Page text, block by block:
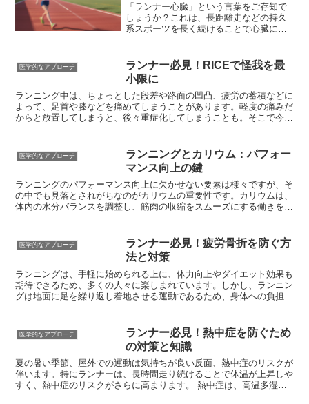
「ランナー心臓」という言葉をご存知で
しょうか？これは、長距離走などの持久
系スポーツを長く続けることで心臓に変
る病気ではありません。むしろ、トレー
ニングによって心臓がより効率的に血液
を送り出すために起こる、健康的な適応
と言えるでしょう。この「スポーツ心
臓」の状態では、安静時の心拍数が少な
くなる、一回の拍動で送り出す血液量が
に強靭になり、少ない労力で多くの血液
を全身に送り出せるようになるためで
す。その結果、持久力向上や疲労回復の
促進などの効果も期待できます。ただ
し、運動不足の人が急に激しい運動を始
めると、心臓に負担がかかりすぎる可能
することです。運動習慣を始める際に
は、医師に相談するなどして自身の健康
状態を把握しておくことも大切です。
医学的なアプローチ
ランナー必見！RICEで怪我を最
小限に
ランニング中は、ちょっとした段差や路面の凹凸、疲労の蓄積などに
よって、足首や膝などを痛めてしまうことがあります。軽度の痛みだ
からと放置してしまうと、後々重症化してしまうことも。そこで今回
医学的なアプローチ
ランニングとカリウム：パフォー
マンス向上の鍵
ランニングのパフォーマンス向上に欠かせない要素は様々ですが、そ
の中でも見落とされがちなのがカリウムの重要性です。カリウムは、
体内の水分バランスを調整し、筋肉の収縮をスムーズにする働きを持
も期待できます。そのため、ランナーは日頃から意識してカリウムを
摂取することが大切です。
医学的なアプローチ
ランナー必見！疲労骨折を防ぐ方
法と対策
ランニングは、手軽に始められる上に、体力向上やダイエット効果も
期待できるため、多くの人々に楽しまれています。しかし、ランニン
グは地面に足を繰り返し着地させる運動であるため、身体への負担も
小さな負荷が繰り返し加わることによって骨にひびが入ったり、折れ
てしまったりすることを指します。ランニングにおいては、着地の衝
撃が足や脚の骨に蓄積することで、疲労骨折を引き起こすリスクが高
まります。特に、練習量や強度を急に増やした場合や、身体の柔軟性
や筋力が不足している場合に疲労骨折が起こりやすいため注意が必要
です。
医学的なアプローチ
ランナー必見！熱中症を防ぐため
の対策と知識
夏の暑い季節、屋外での運動は気持ちが良い反面、熱中症のリスクが
伴います。特にランナーは、長時間走り続けることで体温が上昇しや
すく、熱中症のリスクがさらに高まります。 熱中症は、高温多湿な